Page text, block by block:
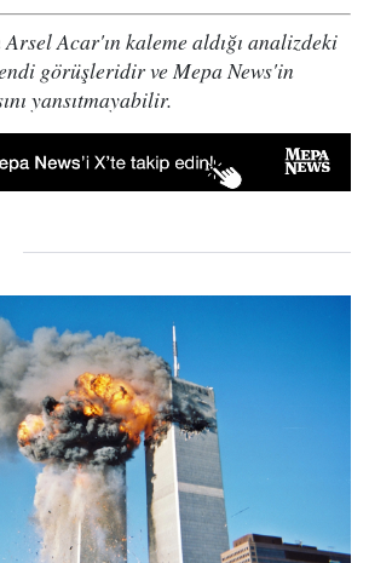
Acar'ın kaleme aldığı analizdeki
görüşleridir ve Mepa News'in
yansıtmayabilir.